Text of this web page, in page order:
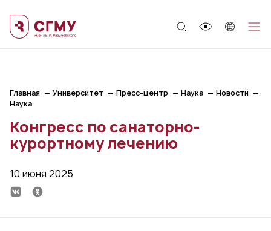
Главная Университет Пресс-центр Наука
Новости
Наука
Конгресс по санаторно-
курортному лечению
10 июня 2025